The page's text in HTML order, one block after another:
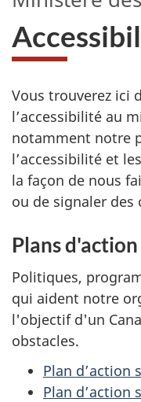
Vous trouverez ici
l’accessibilité au
notamment notre
l’accessibilité et
la façon de nous
ou de signaler des
Plans d'action
Politiques,
qui aident notre
l'objectif d'un
obstacles.
Plan d’action
Plan d’action